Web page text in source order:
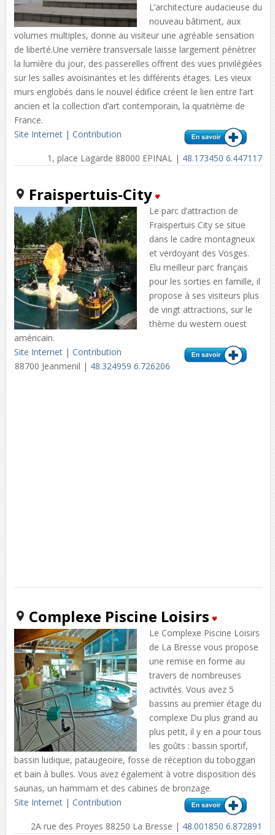
L’architecture audacieuse du
nouveau bâtiment, aux
volumes multiples, donne au visiteur une agréable sensation
de liberté.Une verrière transversale laisse largement pénètrer
la lumière du jour, des passerelles offrent des vues privilégiées
sur les salles avoisinantes et les différents étages. Les vieux
murs englobés dans le nouvel édifice créent le lien entre l’art
ancien et la collection d’art contemporain, la quatrième de
France.
Site Internet| Contribution
1, place Lagarde 88000 EPINAL | 48.173450 6.447117
Fraispertuis-City
Le parc d’attraction de
Fraispertuis City se situe
dans le cadre montagneux
et verdoyant des Vosges.
Elu meilleur parc français
pour les sorties en famille, il
propose à ses visiteurs plus
de vingt attractions, sur le
thème du western ouest
américain.
Site Internet| Contribution
88700 Jeanmenil | 48.324959 6.726206
Complexe Piscine Loisirs
Le Complexe Piscine Loisirs
de La Bresse vous propose
une remise en forme au
travers de nombreuses
activités. Vous avez 5
bassins au premier étage du
complexe Du plus grand au
plus petit, il y en a pour tous
les goûts : bassin sportif,
bassin ludique, pataugeoire, fosse de réception du toboggan
et bain à bulles. Vous avez également à votre disposition des
saunas, un hammam et des cabines de bronzage.
Site Internet| Contribution
2A rue des Proyes 88250 La Bresse | 48.001850 6.872891